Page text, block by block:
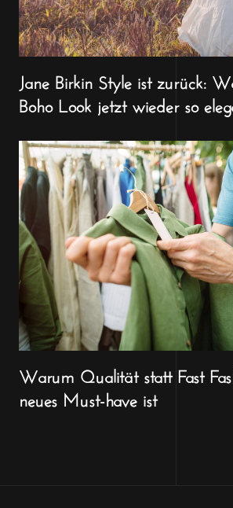
Jane Birkin Style ist zurück:
Boho Look jetzt wieder so
Warum Qualität statt Fast
neues Must-have ist